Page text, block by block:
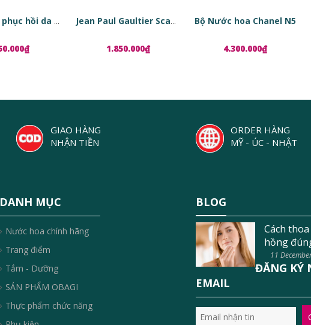
Tinh chất phục hồi da dạng viên nang Estée Lauder Advanced Night Repair Ampoules Jean Paul Gaultier Scandal EDP
1.850.000₫
Bộ Nước hoa Chanel N5
4.300.000₫
GIAO HÀNG
NHẬN TIỀN
ORDER HÀNG
MỸ - ÚC - NHẬT
DANH MỤC
Nước hoa chính hãng
Trang điểm
Tắm - Dưỡng
SẢN PHẨM OBAGI
Thực phẩm chức năng
BLOG
Cách
hồng
11
ĐĂNG KÝ
EMAIL